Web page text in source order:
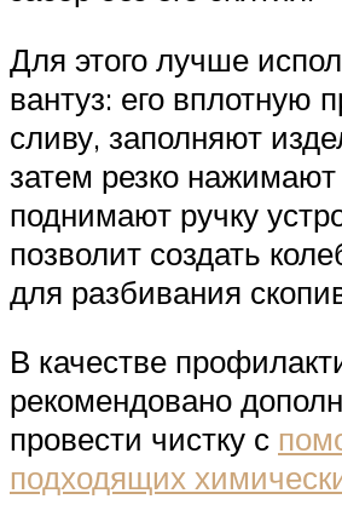
Для этого лучше
вантуз: его вплотную
сливу, заполняют
затем резко нажимают
поднимают ручку
позволит создать
для разбивания
В качестве
рекомендовано
провести чистку с
подходящих